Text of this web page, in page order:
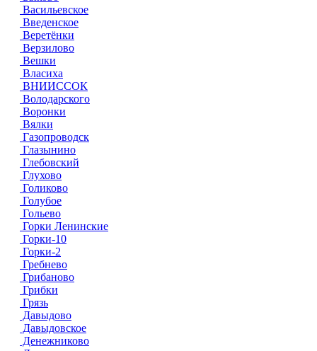
Васильевское
Введенское
Веретёнки
Верзилово
Вешки
Власиха
ВНИИССОК
Володарского
Воронки
Вялки
Газопроводск
Глазынино
Глебовский
Глухово
Голиково
Голубое
Гольево
Горки Ленинские
Горки-10
Горки-2
Гребнево
Грибаново
Грибки
Грязь
Давыдово
Давыдовское
Денежниково